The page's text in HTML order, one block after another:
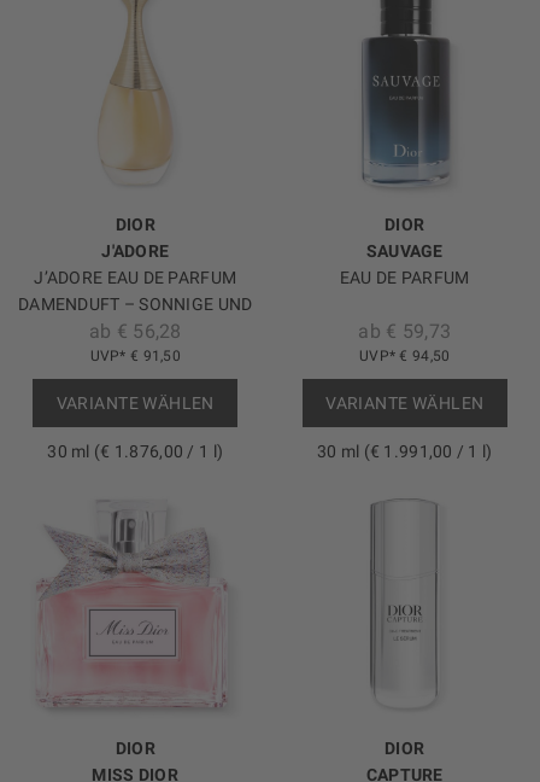
DIOR
J'ADORE
J’ADORE EAU DE PARFUM
DAMENDUFT – SONNIGE UND
BLUMIGE NOTEN
UVP* € 91,50
ab € 56,28
VARIANTE WÄHLEN
30 ml (€ 1.876,00 / 1 l)
DIOR
SAUVAGE
EAU DE PARFUM
UVP* € 94,50
ab € 59,73
VARIANTE WÄHLEN
30 ml (€ 1.991,00 / 1 l)
DIOR
MISS DIOR
DIOR
CAPTURE